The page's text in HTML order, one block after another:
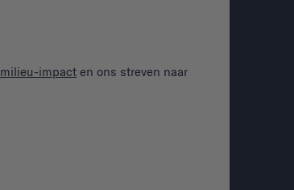
milieu-impact en ons streven naar